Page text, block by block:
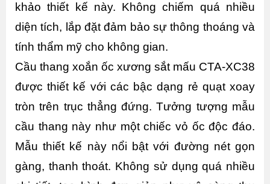
khảo thiết kế này. Không chiếm quá nhiều
diện tích, lắp đặt đảm bảo sự thông thoáng và
tính thẩm mỹ cho không gian.
Cầu thang xoắn ốc xương sắt mấu CTA-XC38
được thiết kế với các bậc dạng rẻ quạt xoay
tròn trên trục thẳng đứng. Tưởng tượng mẫu
cầu thang này như một chiếc vỏ ốc độc đáo.
Mẫu thiết kế này nổi bật với đường nét gọn
gàng, thanh thoát. Không sử dụng quá nhiều